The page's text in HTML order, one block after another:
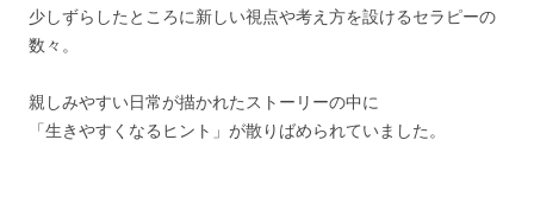
少しずらしたところに新しい視点や考え方を設けるセラピーの
数々。
親しみやすい日常が描かれたストーリーの中に
「生きやすくなるヒント」が散りばめられていました。